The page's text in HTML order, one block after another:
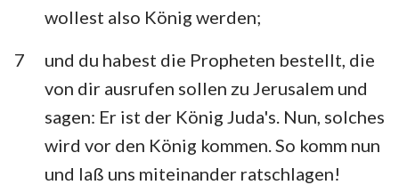
wollest also König werden;
7
und du habest die Propheten bestellt, die
von dir ausrufen sollen zu Jerusalem und
sagen: Er ist der König Juda's. Nun, solches
wird vor den König kommen. So komm nun
und laß uns miteinander ratschlagen!